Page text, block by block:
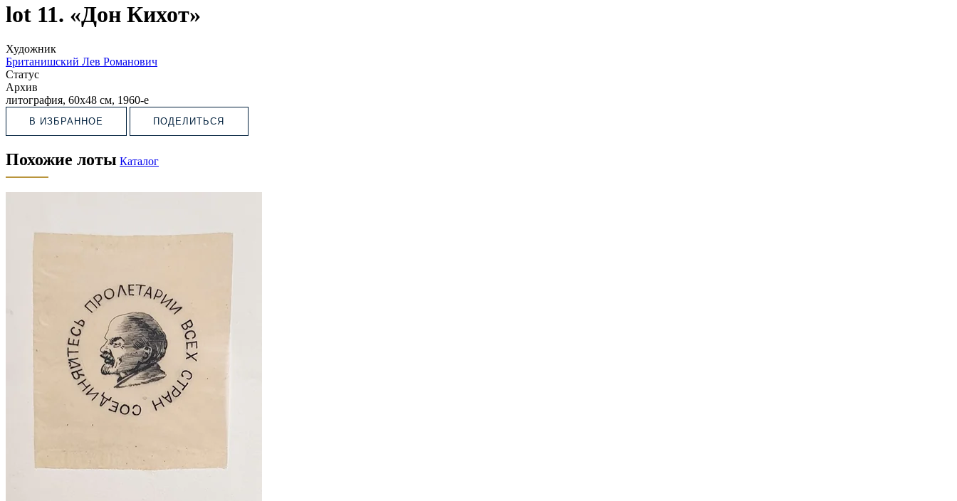
lot 11. «Дон Кихот»
Художник
Британишский Лев Романович
Статус
Архив
литография, 60х48 см, 1960-е
В ИЗБРАННОЕ ПОДЕЛИТЬСЯ
Похожие лоты Каталог